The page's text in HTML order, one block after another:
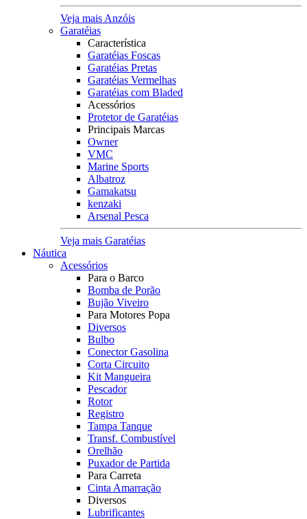
Veja mais Anzóis
Garatéias
Característica
Garatéias Foscas
Garatéias Pretas
Garatéias Vermelhas
Garatéias com Bladed
Acessórios
Protetor de Garatéias
Principais Marcas
Owner
VMC
Marine Sports
Albatroz
Gamakatsu
kenzaki
Arsenal Pesca
Veja mais Garatéias
Náutica
Acessórios
Para o Barco
Bomba de Porão
Bujão Viveiro
Para Motores Popa
Diversos
Bulbo
Conector Gasolina
Corta Circuito
Kit Mangueira
Pescador
Rotor
Registro
Tampa Tanque
Transf. Combustível
Orelhão
Puxador de Partida
Para Carreta
Cinta Amarração
Diversos
Lubrificantes